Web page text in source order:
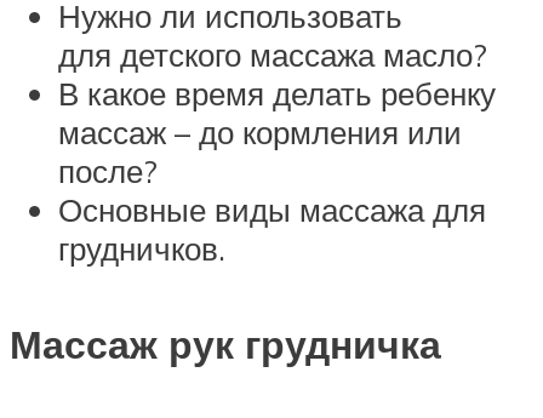
Нужно ли использовать
для детского массажа масло?
В какое время делать ребенку
массаж – до кормления или
после?
Основные виды массажа для
грудничков.
Массаж рук грудничка